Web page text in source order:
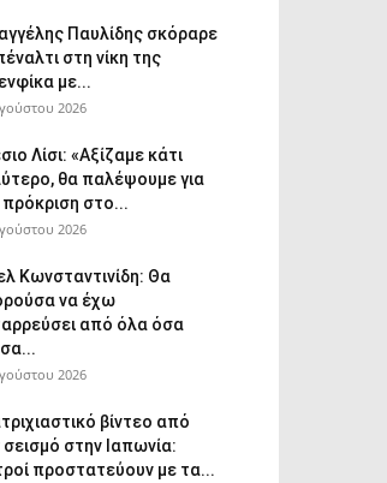
Παυλίδης σκόραρε
στη νίκη της
με...
2026
Λίσι: «Αξίζαμε κάτι
θα παλέψουμε για
πρόκριση στο...
2026
Κωνσταντινίδη: Θα
να έχω
από όλα όσα
2026
βίντεο από
σεισμό στην Ιαπωνία:
προστατεύουν με τα...